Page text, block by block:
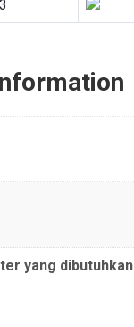
yang dibutuhkan